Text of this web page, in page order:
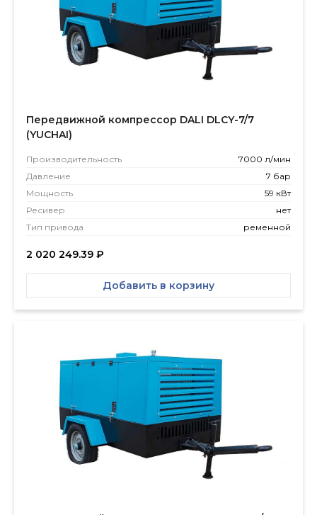
Передвижной компрессор DALI DLCY-7/7
(YUCHAI)
Производитель­ность
7000 л/мин
Давление
7 бар
Мощность
59 кВт
Ресивер
нет
Тип привода
ременной
2 020 249.39 ₽
Добавить в корзину